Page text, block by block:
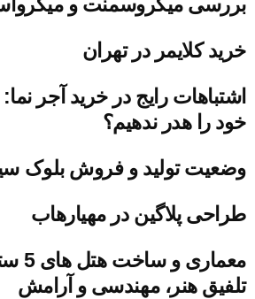
بررسی میکروسمنت و
خرید کلایمر در تهران
اشتباهات رایج در خرید آجر
خود را هدر ندهیم؟
وضعیت تولید و فروش بلوک
طراحی پلاگین در مهیارهاب
تلفیق هنر، مهندسی و آرامش